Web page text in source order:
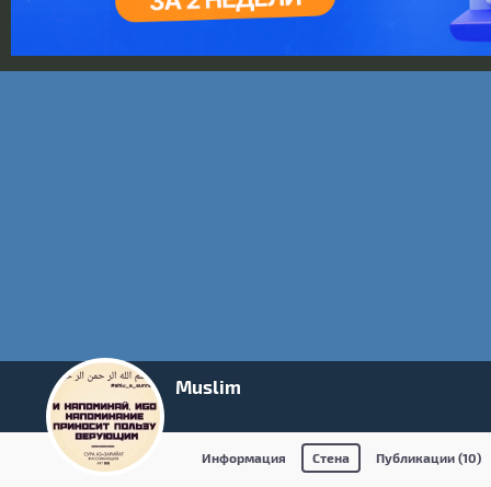
Muslim
Информация Стена Публикации (10)